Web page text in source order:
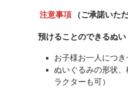
注意事項 （ご承諾いた
預けることのできるぬ
お子様お一人につき
ぬいぐるみの形状
ラクターも可）